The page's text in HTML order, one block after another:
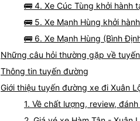
🚌 4. Xe Cúc Tùng khởi hành
🚌 5. Xe Mạnh Hùng khởi
🚌 6. Xe Mạnh Hùng (Bình
Những câu hỏi thường gặp về
Thông tin tuyến đường
Giới thiệu tuyến đường xe đi Xuân
1. Về chất lượng, review,